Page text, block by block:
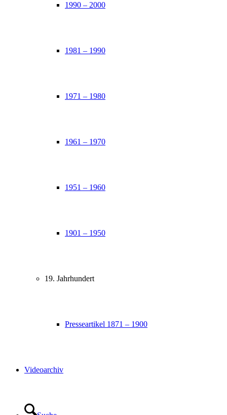
1990 – 2000
1981 – 1990
1971 – 1980
1961 – 1970
1951 – 1960
1901 – 1950
19. Jahrhundert
Presseartikel 1871 – 1900
Videoarchiv